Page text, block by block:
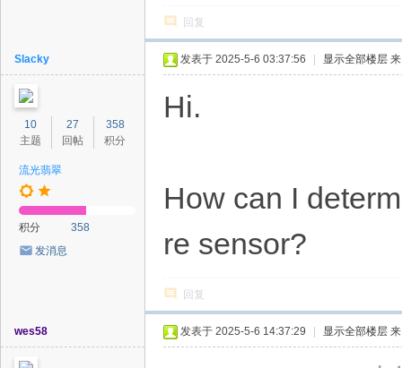
回复
Slacky
10
主题
27
回帖
358
积分
流光翡翠
积分
358
发消息
发表于 2025-5-6 03:37:56 显示全部楼层
Hi.
How can I
re sensor?
回复
wes58 发表于 2025-5-6 14:37:29 显示全部楼层